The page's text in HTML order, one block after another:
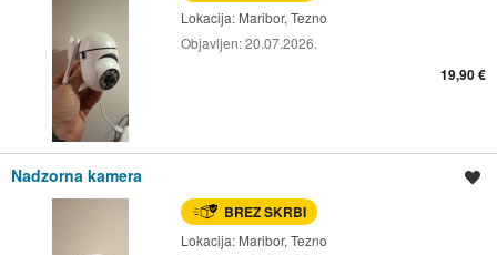
Lokacija: Maribor, Tezno
Objavljen:20.07.2026.
19,90 €
Nadzorna kamera
BREZ SKRBI
Lokacija: Maribor, Tezno